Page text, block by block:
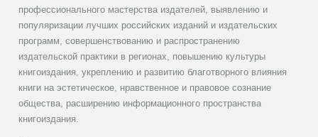
профессионального мастерства издателей, выявлению и
популяризации лучших российских изданий и издательских
программ, совершенствованию и распространению
издательской практики в регионах, повышению культуры
книгоиздания, укреплению и развитию благотворного влияния
книги на эстетическое, нравственное и правовое сознание
общества, расширению информационного пространства
книгоиздания.